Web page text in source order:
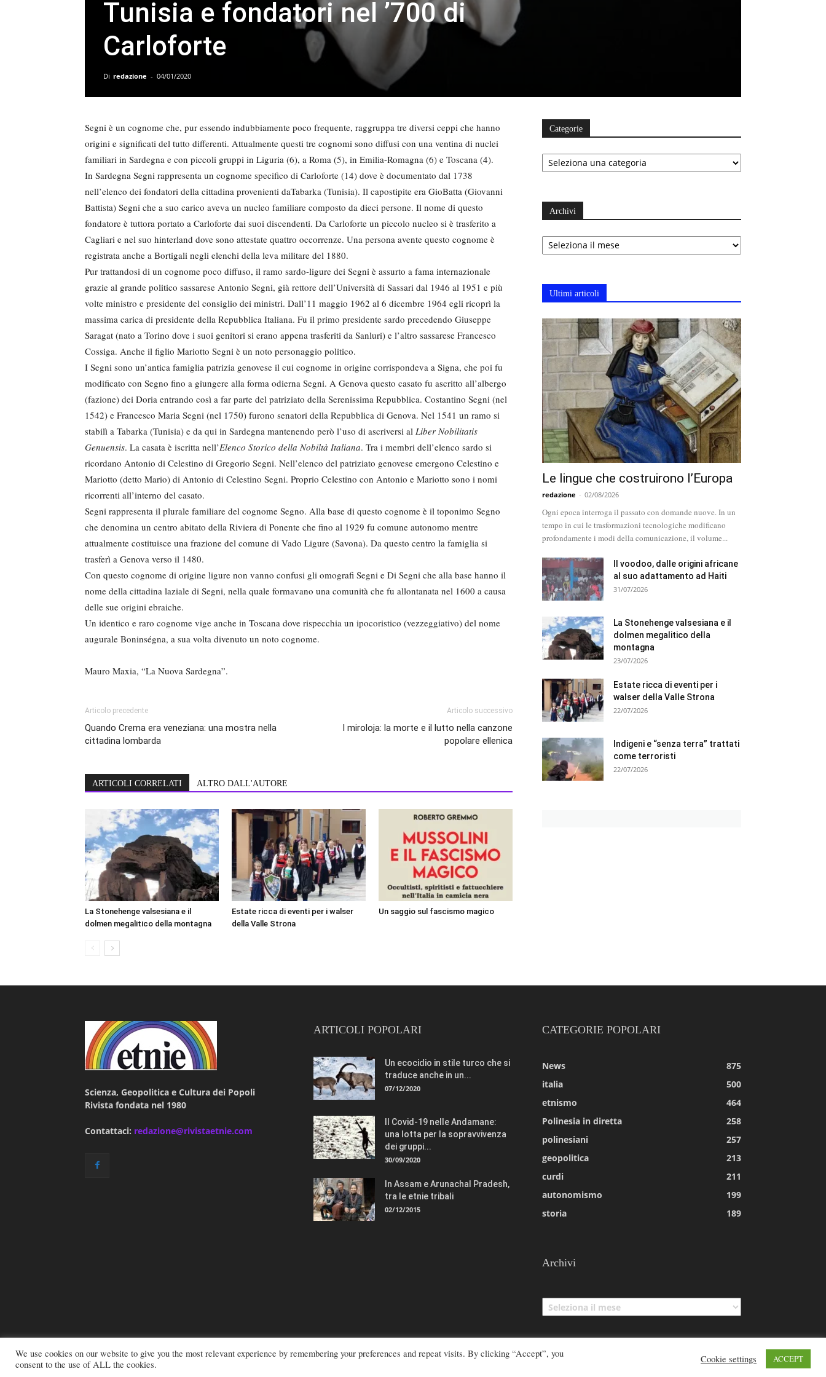
Tunisia e fondatori nel ’700 di
Carloforte
Di redazione - 04/01/2020
Segni è un cognome che, pur essendo indubbiamente poco frequente, raggruppa tre diversi ceppi che hanno
origini e significati del tutto differenti. Attualmente questi tre cognomi sono diffusi con una ventina di nuclei
familiari in Sardegna e con piccoli gruppi in Liguria (6), a Roma (5), in Emilia-Romagna (6) e Toscana (4).
In Sardegna Segni rappresenta un cognome specifico di Carloforte (14) dove è documentato dal 1738
nell’elenco dei fondatori della cittadina provenienti daTabarka (Tunisia). Il capostipite era GioBatta (Giovanni
Battista) Segni che a suo carico aveva un nucleo familiare composto da dieci persone. Il nome di questo
fondatore è tuttora portato a Carloforte dai suoi discendenti. Da Carloforte un piccolo nucleo si è trasferito a
Cagliari e nel suo hinterland dove sono attestate quattro occorrenze. Una persona avente questo cognome è
registrata anche a Bortigali negli elenchi della leva militare del 1880.
Pur trattandosi di un cognome poco diffuso, il ramo sardo-ligure dei Segni è assurto a fama internazionale
grazie al grande politico sassarese Antonio Segni, già rettore dell’Università di Sassari dal 1946 al 1951 e più
volte ministro e presidente del consiglio dei ministri. Dall’11 maggio 1962 al 6 dicembre 1964 egli ricoprì la
massima carica di presidente della Repubblica Italiana. Fu il primo presidente sardo precedendo Giuseppe
Saragat (nato a Torino dove i suoi genitori si erano appena trasferiti da Sanluri) e l’altro sassarese Francesco
Cossiga. Anche il figlio Mariotto Segni è un noto personaggio politico.
I Segni sono un’antica famiglia patrizia genovese il cui cognome in origine corrispondeva a Signa, che poi fu
modificato con Segno fino a giungere alla forma odierna Segni. A Genova questo casato fu ascritto all’albergo
(fazione) dei Doria entrando così a far parte del patriziato della Serenissima Repubblica. Costantino Segni (nel
1542) e Francesco Maria Segni (nel 1750) furono senatori della Repubblica di Genova. Nel 1541 un ramo si
stabilì a Tabarka (Tunisia) e da qui in Sardegna mantenendo però l’uso di ascriversi al Liber Nobilitatis
Genuensis. La casata è iscritta nell’Elenco Storico della Nobiltà Italiana. Tra i membri dell’elenco sardo si
ricordano Antonio di Celestino di Gregorio Segni. Nell’elenco del patriziato genovese emergono Celestino e
Mariotto (detto Mario) di Antonio di Celestino Segni. Proprio Celestino con Antonio e Mariotto sono i nomi
ricorrenti all’interno del casato.
Segni rappresenta il plurale familiare del cognome Segno. Alla base di questo cognome è il toponimo Segno
che denomina un centro abitato della Riviera di Ponente che fino al 1929 fu comune autonomo mentre
attualmente costituisce una frazione del comune di Vado Ligure (Savona). Da questo centro la famiglia si
trasferì a Genova verso il 1480.
Con questo cognome di origine ligure non vanno confusi gli omografi Segni e Di Segni che alla base hanno il
nome della cittadina laziale di Segni, nella quale formavano una comunità che fu allontanata nel 1600 a causa
delle sue origini ebraiche.
Un identico e raro cognome vige anche in Toscana dove rispecchia un ipocoristico (vezzeggiativo) del nome
augurale Boninségna, a sua volta divenuto un noto cognome.
Mauro Maxia, “La Nuova Sardegna”.
Articolo precedente
Quando Crema era veneziana: una mostra nella
cittadina lombarda
Articolo successivo
I miroloja: la morte e il lutto nella canzone
popolare ellenica
ARTICOLI CORRELATI ALTRO DALL'AUTORE
La Stonehenge valsesiana e il
dolmen megalitico della montagna
Estate ricca di eventi per i walser
della Valle Strona
Un saggio sul fascismo magico
Categorie
Categorie
Archivi
Archivi
Ultimi articoli
Le lingue che costruirono l’Europa
redazione - 02/08/2026
Ogni epoca interroga il passato con domande nuove. In un
tempo in cui le trasformazioni tecnologiche modificano
profondamente i modi della comunicazione, il volume...
Il voodoo, dalle origini africane
al suo adattamento ad Haiti
31/07/2026
La Stonehenge valsesiana e il
dolmen megalitico della
montagna
23/07/2026
Estate ricca di eventi per i
walser della Valle Strona
22/07/2026
Indigeni e “senza terra” trattati
come terroristi
22/07/2026
Scienza, Geopolitica e Cultura dei Popoli
Rivista fondata nel 1980
Contattaci: redazione@rivistaetnie.com
ARTICOLI POPOLARI
Un ecocidio in stile turco che si
traduce anche in un...
07/12/2020
Il Covid-19 nelle Andamane:
una lotta per la sopravvivenza
dei gruppi...
30/09/2020
In Assam e Arunachal Pradesh,
tra le etnie tribali
02/12/2015
CATEGORIE POPOLARI
News
875
italia
500
etnismo
464
Polinesia in diretta
258
polinesiani
257
geopolitica
213
curdi
211
autonomismo
199
storia
189
Archivi
Archivi
© 2026 All rights reserved - Etnie -
We use cookies on our website to give you the most relevant experience by remembering your preferences and repeat visits. By clicking “Accept”, you
consent to the use of ALL the cookies.
Cookie settings ACCEPT